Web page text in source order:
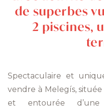
de superbes
2 piscines,
Spectaculaire et
vendre à Melegís,
et entourée d’une